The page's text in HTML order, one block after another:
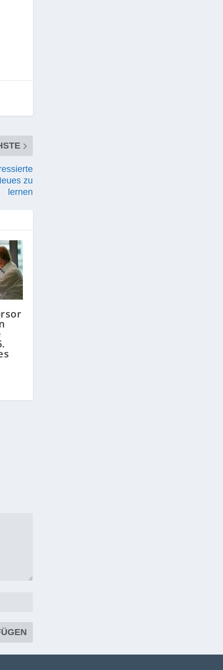
zu
lernen